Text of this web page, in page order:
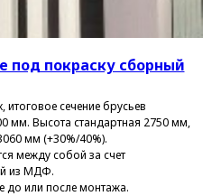
под покраску сборный
итоговое сечение брусьев
мм. Высота стандартная 2750 мм,
мм (+30%/40%).
между собой за счет
из МДФ.
до или после монтажа.